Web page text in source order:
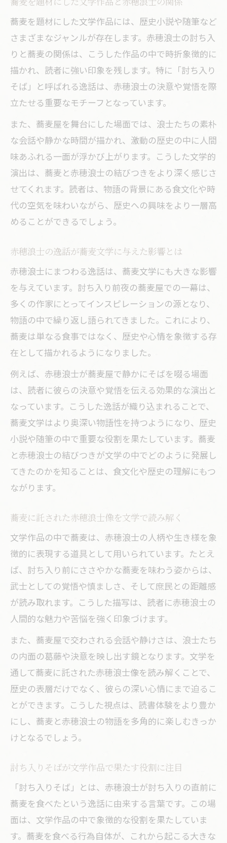
蕎麦を題材にした文学作品には、歴史小説や随筆など
さまざまなジャンルが存在します。赤穂浪士の討ち入
りと蕎麦の関係は、こうした作品の中で時折象徴的に
描かれ、読者に強い印象を残します。特に「討ち入り
そば」と呼ばれる逸話は、赤穂浪士の決意や覚悟を際
立たせる重要なモチーフとなっています。
また、蕎麦屋を舞台にした場面では、浪士たちの素朴
な会話や静かな時間が描かれ、激動の歴史の中に人間
味あふれる一面が浮かび上がります。こうした文学的
演出は、蕎麦と赤穂浪士の結びつきをより深く感じさ
せてくれます。読者は、物語の背景にある食文化や時
代の空気を味わいながら、歴史への興味をより一層高
めることができるでしょう。
赤穂浪士の逸話が蕎麦文学に与えた影響とは
赤穂浪士にまつわる逸話は、蕎麦文学にも大きな影響
を与えています。討ち入り前夜の蕎麦屋での一幕は、
多くの作家にとってインスピレーションの源となり、
物語の中で繰り返し語られてきました。これにより、
蕎麦は単なる食事ではなく、歴史や心情を象徴する存
在として描かれるようになりました。
例えば、赤穂浪士が蕎麦屋で静かにそばを啜る場面
は、読者に彼らの決意や覚悟を伝える効果的な演出と
なっています。こうした逸話が織り込まれることで、
蕎麦文学はより奥深い物語性を持つようになり、歴史
小説や随筆の中で重要な役割を果たしています。蕎麦
と赤穂浪士の結びつきが文学の中でどのように発展し
てきたのかを知ることは、食文化や歴史の理解にもつ
ながります。
蕎麦に託された赤穂浪士像を文学で読み解く
文学作品の中で蕎麦は、赤穂浪士の人柄や生き様を象
徴的に表現する道具として用いられています。たとえ
ば、討ち入り前にささやかな蕎麦を味わう姿からは、
武士としての覚悟や慎ましさ、そして庶民との距離感
が読み取れます。こうした描写は、読者に赤穂浪士の
人間的な魅力や苦悩を強く印象づけます。
また、蕎麦屋で交わされる会話や静けさは、浪士たち
の内面の葛藤や決意を映し出す鏡となります。文学を
通して蕎麦に託された赤穂浪士像を読み解くことで、
歴史の表層だけでなく、彼らの深い心情にまで迫るこ
とができます。こうした視点は、読書体験をより豊か
にし、蕎麦と赤穂浪士の物語を多角的に楽しむきっか
けとなるでしょう。
討ち入りそばが文学作品で果たす役割に注目
「討ち入りそば」とは、赤穂浪士が討ち入りの直前に
蕎麦を食べたという逸話に由来する言葉です。この場
面は、文学作品の中で象徴的な役割を果たしていま
す。蕎麦を食べる行為自体が、これから起こる大きな